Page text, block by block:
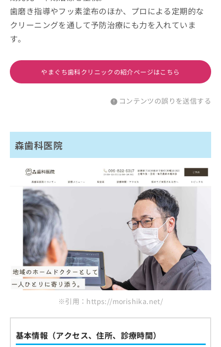
歯磨き指導やフッ素塗布のほか、プロによる定期的な
クリーニングを通して予防治療にも力を入れていま
す。
やまぐち歯科クリニックの紹介ページはこちら
コンテンツの誤りを送信する
森歯科医院
※引用：https://morishika.net/
基本情報（アクセス、住所、診療時間）